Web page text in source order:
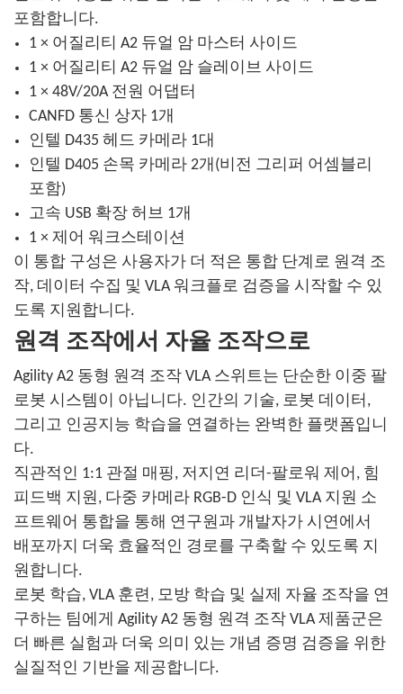
포함합니다.
1 × 어질리티 A2 듀얼 암 마스터 사이드
1 × 어질리티 A2 듀얼 암 슬레이브 사이드
1 × 48V/20A 전원 어댑터
CANFD 통신 상자 1개
인텔 D435 헤드 카메라 1대
인텔 D405 손목 카메라 2개(비전 그리퍼 어셈블리
포함)
고속 USB 확장 허브 1개
1 × 제어 워크스테이션
이 통합 구성은 사용자가 더 적은 통합 단계로 원격 조
작, 데이터 수집 및 VLA 워크플로 검증을 시작할 수 있
도록 지원합니다.
원격 조작에서 자율 조작으로
Agility A2 동형 원격 조작 VLA 스위트는 단순한 이중 팔
로봇 시스템이 아닙니다. 인간의 기술, 로봇 데이터,
그리고 인공지능 학습을 연결하는 완벽한 플랫폼입니
다.
직관적인 1:1 관절 매핑, 저지연 리더-팔로워 제어, 힘
피드백 지원, 다중 카메라 RGB-D 인식 및 VLA 지원 소
프트웨어 통합을 통해 연구원과 개발자가 시연에서
배포까지 더욱 효율적인 경로를 구축할 수 있도록 지
원합니다.
로봇 학습, VLA 훈련, 모방 학습 및 실제 자율 조작을 연
구하는 팀에게 Agility A2 동형 원격 조작 VLA 제품군은
더 빠른 실험과 더욱 의미 있는 개념 증명 검증을 위한
실질적인 기반을 제공합니다.